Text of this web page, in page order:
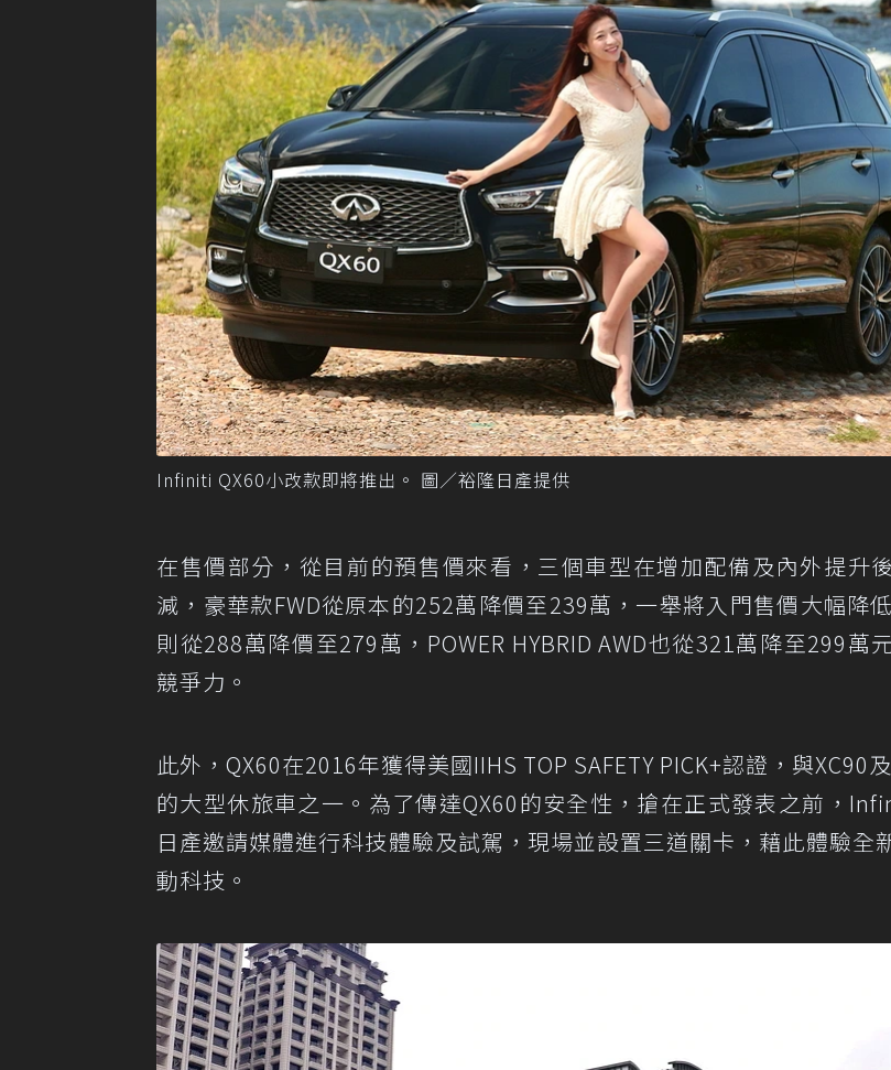
Infiniti QX60小改款即將推出。 圖／裕隆日產提供
在售價部分，從目前的預售價來看，三個車型在增加配備及內外提升
減，豪華款FWD從原本的252萬降價至239萬，一舉將入門售價大幅降
則從288萬降價至279萬，POWER HYBRID AWD也從321萬降至299萬
競爭力。
此外，QX60在2016年獲得美國IIHS TOP SAFETY PICK+認證，與XC90
的大型休旅車之一。為了傳達QX60的安全性，搶在正式發表之前，
日產邀請媒體進行科技體驗及試駕，現場並設置三道關卡，藉此體驗全
動科技。